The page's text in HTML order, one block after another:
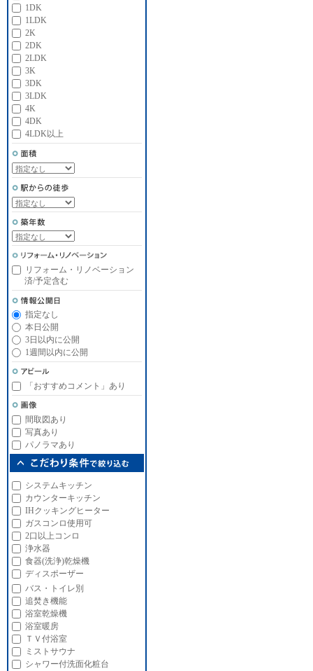
1DK
1LDK
2K
2DK
2LDK
3K
3DK
3LDK
4K
4DK
4LDK以上
リフォーム・リノベーション
済/予定含む
指定なし
本日公開
3日以内に公開
1週間以内に公開
「おすすめコメント」あり
間取図あり
写真あり
パノラマあり
システムキッチン
カウンターキッチン
IHクッキングヒーター
ガスコンロ使用可
2口以上コンロ
浄水器
食器(洗浄)乾燥機
ディスポーザー
バス・トイレ別
追焚き機能
浴室乾燥機
浴室暖房
ＴＶ付浴室
ミストサウナ
シャワー付洗面化粧台